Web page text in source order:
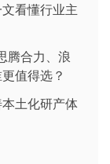
看懂行业主
腾合力、浪
值得选？
土化研产体